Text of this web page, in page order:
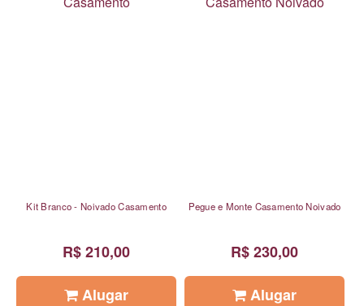
Kit Branco - Noivado Casamento
R$ 210,00
Alugar
Pegue e Monte Casamento Noivado
R$ 230,00
Alugar